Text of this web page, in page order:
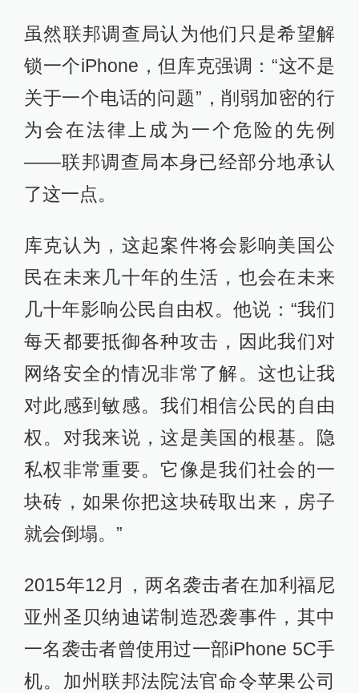
虽然联邦调查局认为他们只是希望解
锁一个iPhone，但库克强调：“这不是
关于一个电话的问题”，削弱加密的行
为会在法律上成为一个危险的先例
——联邦调查局本身已经部分地承认
了这一点。
库克认为，这起案件将会影响美国公
民在未来几十年的生活，也会在未来
几十年影响公民自由权。他说：“我们
每天都要抵御各种攻击，因此我们对
网络安全的情况非常了解。这也让我
对此感到敏感。我们相信公民的自由
权。对我来说，这是美国的根基。隐
私权非常重要。它像是我们社会的一
块砖，如果你把这块砖取出来，房子
就会倒塌。”
2015年12月，两名袭击者在加利福尼
亚州圣贝纳迪诺制造恐袭事件，其中
一名袭击者曾使用过一部iPhone 5C手
机。加州联邦法院法官命令苹果公司